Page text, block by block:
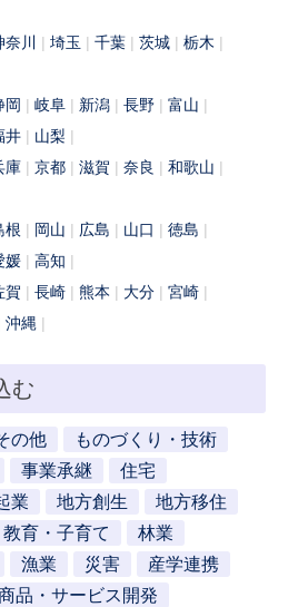
奈川 埼玉 千葉 茨城
栃木
岡 岐阜 新潟 長野
富山
井
山梨
庫 京都 滋賀 奈良
和歌山
根 岡山 広島 山口
徳島
媛
高知
賀 長崎 熊本 大分
宮崎
沖縄
む
の他
ものづくり・技術
事業承継
住宅
業 地方創生
地方移住
教育・子育て
林業
漁業 災害
産学連携
品・サービス開発